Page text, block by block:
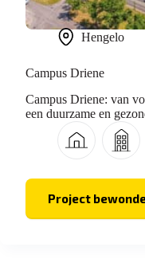
Hengelo
Campus Driene
Campus Driene: van
een duurzame en
iedereen.
Project
Driene